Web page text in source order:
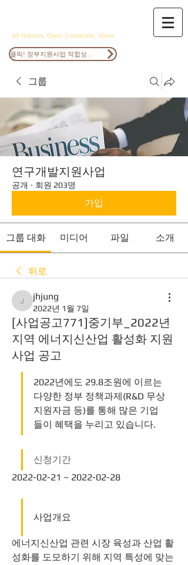
All Nations, Open, Cooperate, Share
그룹
연구개발지원사업
공개 · 회원 203명
가입
그룹 대화 미디어 파일 소개
뒤로
jhjung
jhjung
2022년 1월 7일
[사업공고771]중기부_2022년
지역 에너지신산업 활성화 지원
사업 공고
2022년에도 29.8조원에 이르는
다양한 정부 정책과제(R&D 무상
지원자금 등)를 통해 많은 기업
들이 혜택을 누리고 있습니다.
신청기간
2022-02-21 ~ 2022-02-28
사업개요
에너지신산업 관련 시장 육성과 산업 활
성화를 도모하기 위해 지역 특성에 맞는